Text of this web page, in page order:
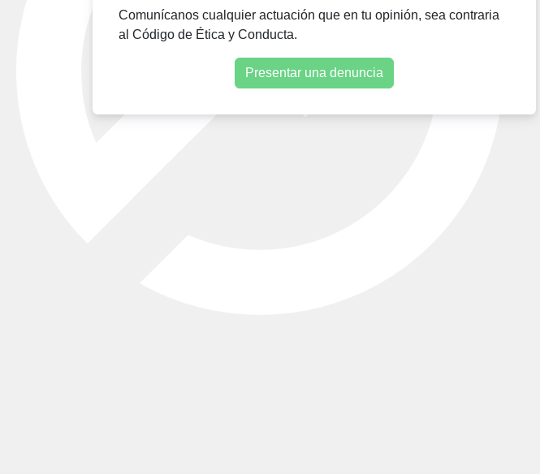
Comunícanos cualquier actuación que en tu opinión, sea contraria
al Código de Ética y Conducta.
Presentar una denuncia